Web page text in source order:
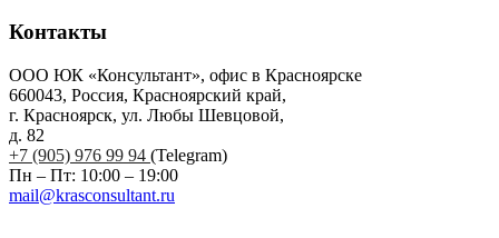
Контакты
ООО ЮК «Консультант», офис в Красноярске
660043, Россия, Красноярский край,
г. Красноярск, ул. Любы Шевцовой,
д. 82
+7 (905) 976 99 94 (Telegram)
Пн – Пт: 10:00 – 19:00
mail@krasconsultant.ru